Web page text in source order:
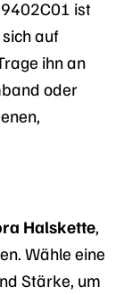
ist
auf
ihn an
oder
Halskette,
Wähle eine
Stärke, um